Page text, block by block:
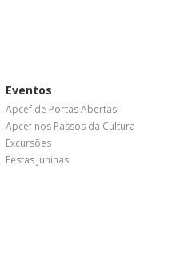
Eventos
Apcef de Portas Abertas
Apcef nos Passos da Cultura
Excursões
Festas Juninas